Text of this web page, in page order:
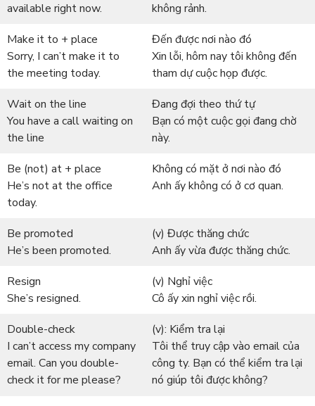
available right now.
không rảnh.
Make it to + place
Sorry, I can’t make it to
the meeting today.
Đến được nơi nào đó
Xin lỗi, hôm nay tôi không đến
tham dự cuộc họp được.
Wait on the line
You have a call waiting on
the line
Đang đợi theo thứ tự
Bạn có một cuộc gọi đang chờ
này.
Be (not) at + place
He’s not at the office
today.
Không có mặt ở nơi nào đó
Anh ấy không có ở cơ quan.
Be promoted
He’s been promoted.
(v) Được thăng chức
Anh ấy vừa được thăng chức.
Resign
She’s resigned.
(v) Nghỉ việc
Cô ấy xin nghỉ việc rồi.
Double-check
I can’t access my company
email. Can you double-
check it for me please?
(v): Kiểm tra lại
Tôi thể truy cập vào email của
công ty. Bạn có thể kiểm tra lại
nó giúp tôi được không?